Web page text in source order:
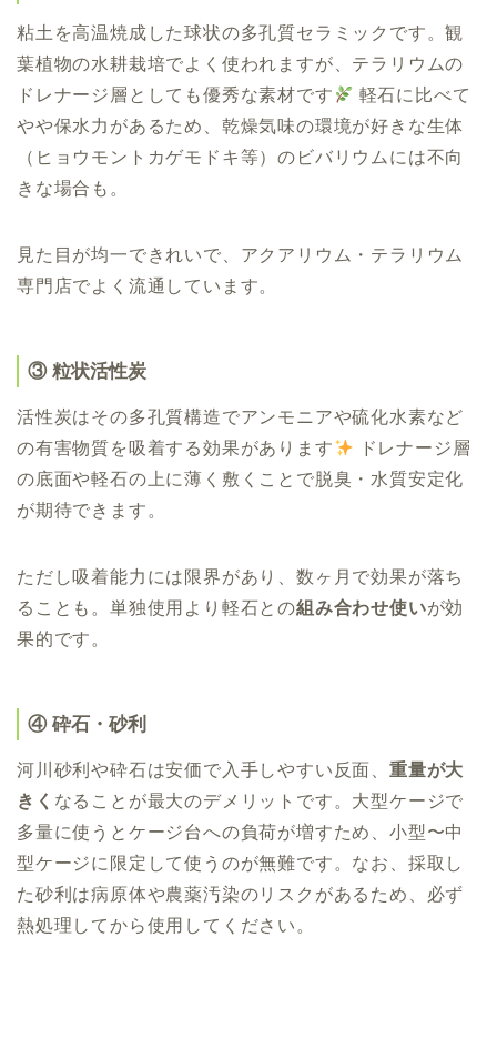
粘土を高温焼成した球状の多孔質セラミックです。観
葉植物の水耕栽培でよく使われますが、テラリウムの
ドレナージ層としても優秀な素材です
軽石に比べて
やや保水力があるため、乾燥気味の環境が好きな生体
（ヒョウモントカゲモドキ等）のビバリウムには不向
きな場合も。
見た目が均一できれいで、アクアリウム・テラリウム
専門店でよく流通しています。
③ 粒状活性炭
活性炭はその多孔質構造でアンモニアや硫化水素など
の有害物質を吸着する効果があります
ドレナージ層
の底面や軽石の上に薄く敷くことで脱臭・水質安定化
が期待できます。
ただし吸着能力には限界があり、数ヶ月で効果が落ち
ることも。単独使用より軽石との組み合わせ使いが効
果的です。
④ 砕石・砂利
河川砂利や砕石は安価で入手しやすい反面、 重量が大
きく なることが最大のデメリットです。大型ケージで
多量に使うとケージ台への負荷が増すため、小型〜中
型ケージに限定して使うのが無難です。なお、採取し
た砂利は病原体や農薬汚染のリスクがあるため、必ず
熱処理してから使用してください。